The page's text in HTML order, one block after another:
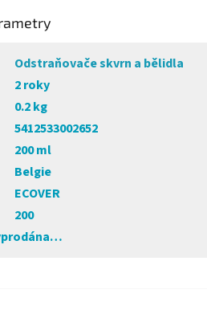
Odstraňovače skvrn a bělidla
2 roky
0.2 kg
5412533002652
200 ml
Belgie
ECOVER
200